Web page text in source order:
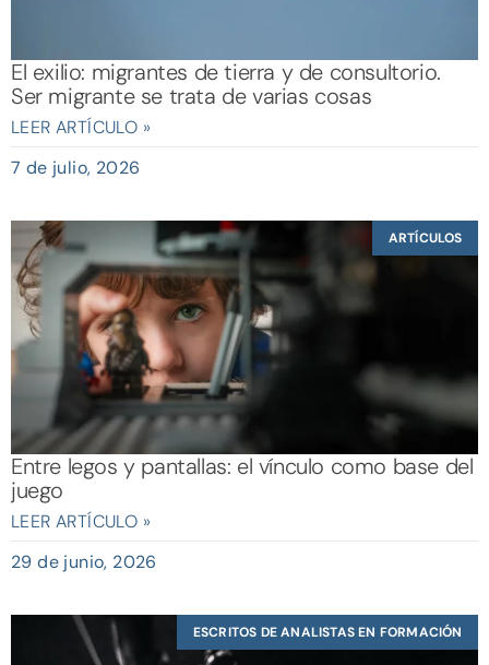
El exilio: migrantes de tierra y de consultorio.
Ser migrante se trata de varias cosas
LEER ARTÍCULO »
7 de julio, 2026
ARTÍCULOS
Entre legos y pantallas: el vínculo como base del
juego
LEER ARTÍCULO »
29 de junio, 2026
ESCRITOS DE ANALISTAS EN FORMACIÓN